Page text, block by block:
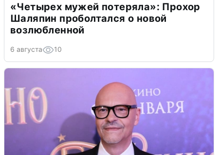
«Четырех мужей потеряла»: Прохор
Шаляпин проболтался о новой
возлюбленной
6 августа 10